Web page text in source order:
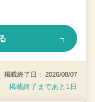
載終了日： 2026/08/07
掲載終了まであと1日